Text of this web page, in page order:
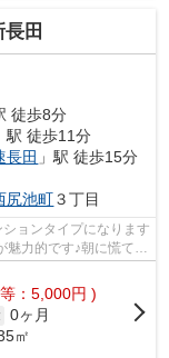
田
徒歩8分
駅 徒歩11分
長田 」駅 徒歩15分
尻池町３丁目
ョンタイプになります
力的です♪朝に慌てる
：5,000円 )
0ヶ月
㎡